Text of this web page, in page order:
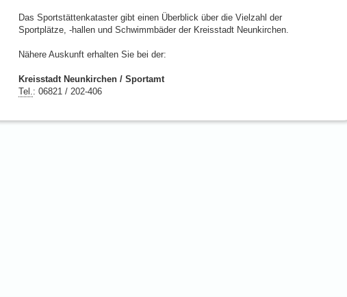
Das Sportstättenkataster gibt einen Überblick über die Vielzahl der
Sportplätze, -hallen und Schwimmbäder der Kreisstadt Neunkirchen.
Nähere Auskunft erhalten Sie bei der:
Kreisstadt Neunkirchen / Sportamt
Tel.: 06821 / 202-406